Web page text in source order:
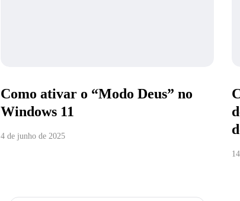
Como ativar o “Modo Deus” no
Windows 11
4 de junho de 2025